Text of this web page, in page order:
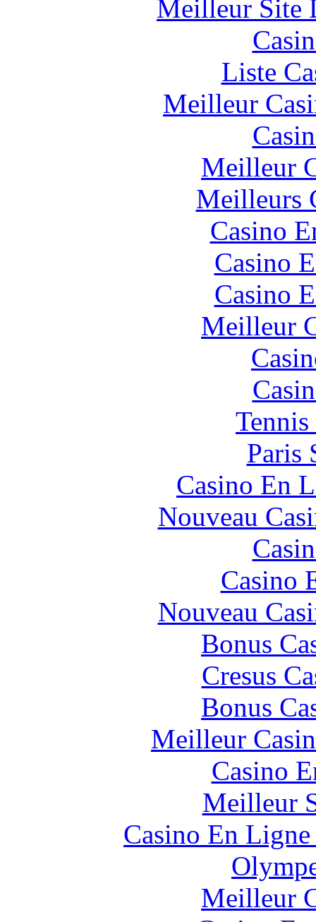
Meilleur Site
Liste
Meilleur
Meilleur
Meilleurs
Casino
Casino
Casino
Meilleur
Paris
Casino En
Nouveau
Casino
Nouveau
Bonus
Cresus
Bonus
Meilleur
Casino
Meilleur
Casino En
Meilleur